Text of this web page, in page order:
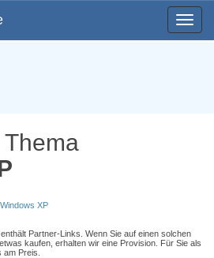
Toggle
Windows XP
Partner-Links. Wenn Sie auf einen solchen
kaufen, erhalten wir eine Provision. Für Sie als
Preis.